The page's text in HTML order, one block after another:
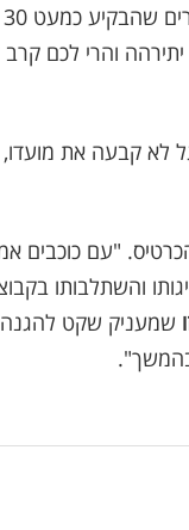
והרי לכם
קבעה את מועדו,
"עם כוכבים
והשתלבותו
שמעניק שקט